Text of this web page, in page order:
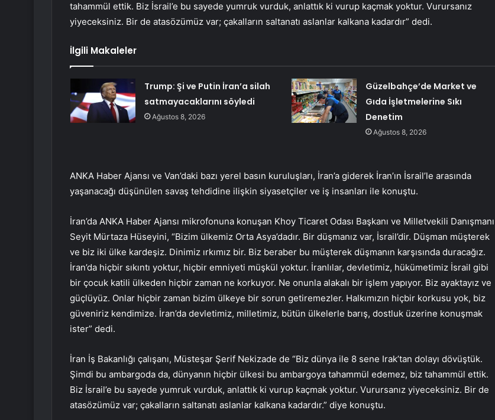
tahammül ettik. Biz İsrail’e bu sayede yumruk vurduk, anlattık ki vurup kaçmak yoktur. Vurursanız
yiyeceksiniz. Bir de atasözümüz var; çakalların saltanatı aslanlar kalkana kadardır” dedi.
İlgili Makaleler
Trump: Şi ve Putin İran’a silah
satmayacaklarını söyledi
Ağustos 8, 2026
Güzelbahçe’de Market ve
Gıda İşletmelerine Sıkı
Denetim
Ağustos 8, 2026
ANKA Haber Ajansı ve Van’daki bazı yerel basın kuruluşları, İran’a giderek İran’ın İsrail’le arasında
yaşanacağı düşünülen savaş tehdidine ilişkin siyasetçiler ve iş insanları ile konuştu.
İran’da ANKA Haber Ajansı mikrofonuna konuşan Khoy Ticaret Odası Başkanı ve Milletvekili Danışmanı
Seyit Mürtaza Hüseyini, “Bizim ülkemiz Orta Asya’dadır. Bir düşmanız var, İsrail’dir. Düşman müşterek
ve biz iki ülke kardeşiz. Dinimiz ırkımız bir. Biz beraber bu müşterek düşmanın karşısında duracağız.
İran’da hiçbir sıkıntı yoktur, hiçbir emniyeti müşkül yoktur. İranlılar, devletimiz, hükümetimiz İsrail gibi
bir çocuk katili ülkeden hiçbir zaman ne korkuyor. Ne onunla alakalı bir işlem yapıyor. Biz ayaktayız ve
güçlüyüz. Onlar hiçbir zaman bizim ülkeye bir sorun getiremezler. Halkımızın hiçbir korkusu yok, biz
güveniriz kendimize. İran’da devletimiz, milletimiz, bütün ülkelerle barış, dostluk üzerine konuşmak
ister” dedi.
İran İş Bakanlığı çalışanı, Müsteşar Şerif Nekizade de “Biz dünya ile 8 sene Irak’tan dolayı dövüştük.
Şimdi bu ambargoda da, dünyanın hiçbir ülkesi bu ambargoya tahammül edemez, biz tahammül ettik.
Biz İsrail’e bu sayede yumruk vurduk, anlattık ki vurup kaçmak yoktur. Vurursanız yiyeceksiniz. Bir de
atasözümüz var; çakalların saltanatı aslanlar kalkana kadardır.” diye konuştu.